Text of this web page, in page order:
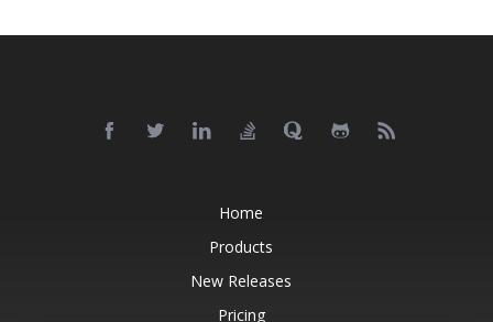
Home
Products
New Releases
Pricing